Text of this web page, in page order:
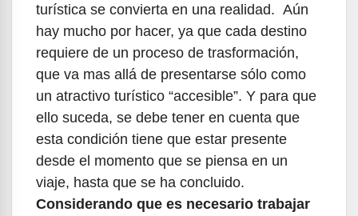
turística se convierta en una realidad. Aún
hay mucho por hacer, ya que cada destino
requiere de un proceso de trasformación,
que va mas allá de presentarse sólo como
un atractivo turístico “accesible”. Y para que
ello suceda, se debe tener en cuenta que
esta condición tiene que estar presente
desde el momento que se piensa en un
viaje, hasta que se ha concluido.
Considerando que es necesario trabajar